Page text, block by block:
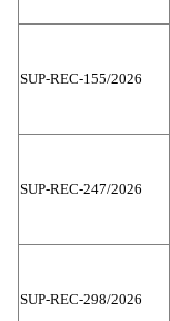
SUP-REC-155/2026
SUP-REC-247/2026
SUP-REC-298/2026